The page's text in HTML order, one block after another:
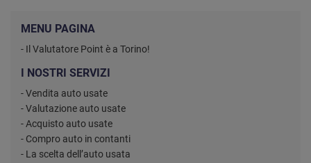
MENU PAGINA
- Il Valutatore Point è a Torino!
I NOSTRI SERVIZI
- Vendita auto usate
- Valutazione auto usate
- Acquisto auto usate
- Compro auto in contanti
- La scelta dell’auto usata